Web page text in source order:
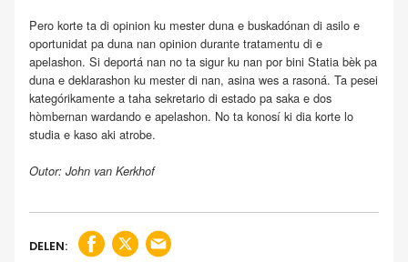
Pero korte ta di opinion ku mester duna e buskadónan di asilo e
oportunidat pa duna nan opinion durante tratamentu di e
apelashon. Si deportá nan no ta sigur ku nan por bini Statia bèk pa
duna e deklarashon ku mester di nan, asina wes a rasoná. Ta pesei
kategórikamente a taha sekretario di estado pa saka e dos
hòmbernan wardando e apelashon. No ta konosí ki dia korte lo
studia e kaso aki atrobe.
Outor: John van Kerkhof
DELEN: